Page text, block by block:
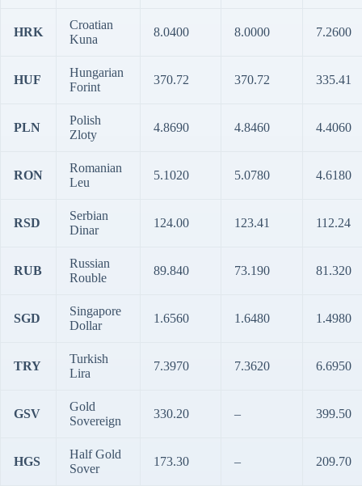
HRK
Croatian
Kuna
8.0400 8.0000 7.2600
HUF
Hungarian
Forint
370.72 370.72 335.41
PLN
Polish
Zloty
4.8690 4.8460 4.4060
RON
Romanian
Leu
5.1020 5.0780 4.6180
RSD
Serbian
Dinar
124.00 123.41 112.24
RUB
Russian
Rouble
89.840 73.190 81.320
SGD
Singapore
Dollar
1.6560 1.6480 1.4980
TRY
Turkish
Lira
7.3970 7.3620 6.6950
GSV
Gold
Sovereign
330.20 – 399.50
HGS
Half Gold
Sover
173.30 – 209.70